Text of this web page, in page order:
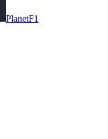
PlanetF1